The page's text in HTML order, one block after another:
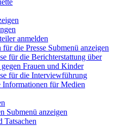
anmelden
die Presse Submenü anzeigen
für die Berichterstattung über
Frauen und Kinder
für die Interviewführung
Informationen für Medien
Submenü anzeigen
Tatsachen